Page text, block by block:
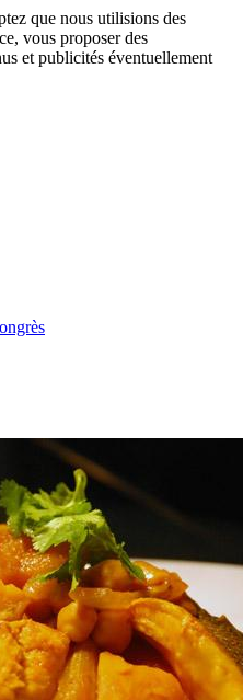
que nous utilisions des
vous proposer des
et publicités éventuellement